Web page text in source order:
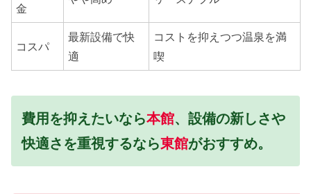
金
コスパ
最新設備で快
適
コストを抑えつつ温泉を満
喫
費用を抑えたいなら本館、設備の新しさや
快適さを重視するなら東館がおすすめ。